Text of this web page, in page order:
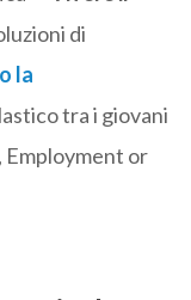
di
la
tra i giovani
or